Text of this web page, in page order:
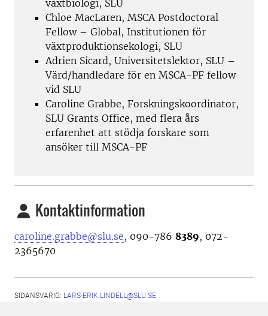
växtbiologi, SLU
Chloe MacLaren, MSCA Postdoctoral
Fellow – Global, Institutionen för
växtproduktionsekologi, SLU
Adrien Sicard, Universitetslektor, SLU –
Värd/handledare för en MSCA-PF fellow
vid SLU
Caroline Grabbe, Forskningskoordinator,
SLU Grants Office, med flera års
erfarenhet att stödja forskare som
ansöker till MSCA-PF
Kontaktinformation
caroline.grabbe@slu.se, 090-786 8389, 072-
2365670
SIDANSVARIG: LARS-ERIK.LINDELL@SLU.SE